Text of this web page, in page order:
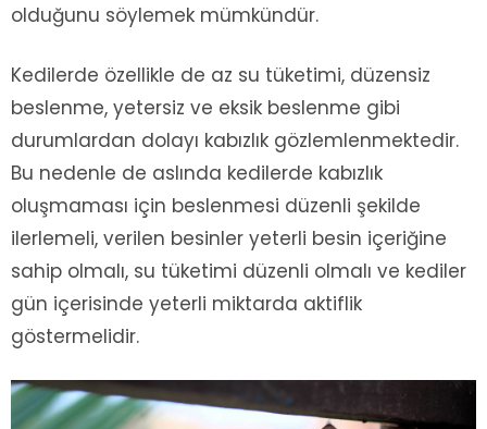
olduğunu söylemek mümkündür.
Kedilerde özellikle de az su tüketimi, düzensiz
beslenme, yetersiz ve eksik beslenme gibi
durumlardan dolayı kabızlık gözlemlenmektedir.
Bu nedenle de aslında kedilerde kabızlık
oluşmaması için beslenmesi düzenli şekilde
ilerlemeli, verilen besinler yeterli besin içeriğine
sahip olmalı, su tüketimi düzenli olmalı ve kediler
gün içerisinde yeterli miktarda aktiflik
göstermelidir.